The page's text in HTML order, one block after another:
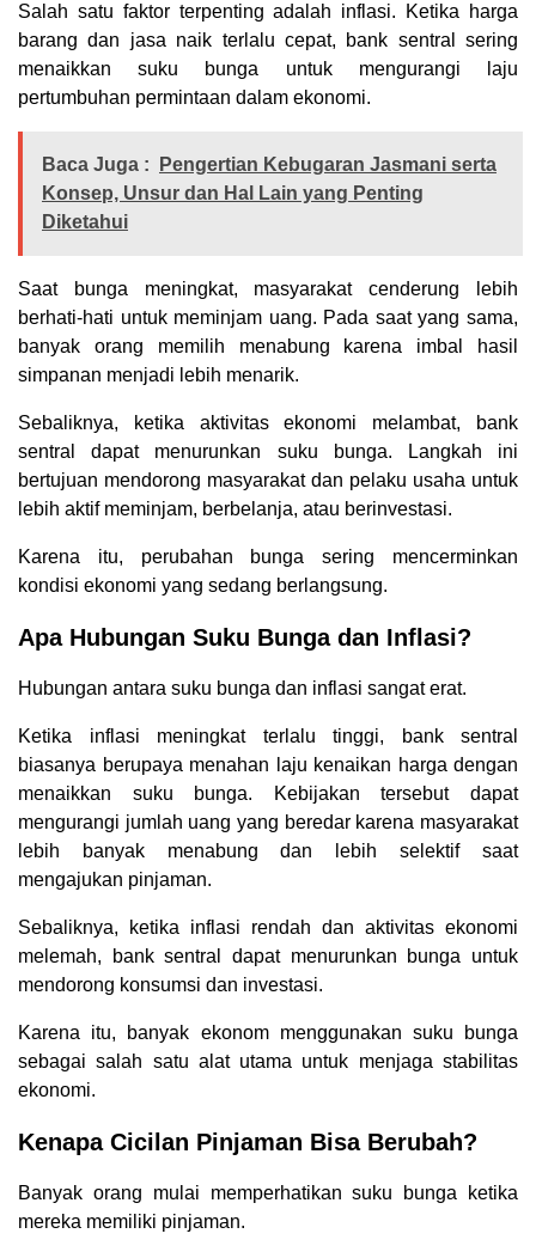
Salah satu faktor terpenting adalah inflasi. Ketika harga
barang dan jasa naik terlalu cepat, bank sentral sering
menaikkan suku bunga untuk mengurangi laju
pertumbuhan permintaan dalam ekonomi.
Baca Juga :
Pengertian Kebugaran Jasmani serta
Konsep, Unsur dan Hal Lain yang Penting
Diketahui
Saat bunga meningkat, masyarakat cenderung lebih
berhati-hati untuk meminjam uang. Pada saat yang sama,
banyak orang memilih menabung karena imbal hasil
simpanan menjadi lebih menarik.
Sebaliknya, ketika aktivitas ekonomi melambat, bank
sentral dapat menurunkan suku bunga. Langkah ini
bertujuan mendorong masyarakat dan pelaku usaha untuk
lebih aktif meminjam, berbelanja, atau berinvestasi.
Karena itu, perubahan bunga sering mencerminkan
kondisi ekonomi yang sedang berlangsung.
Apa Hubungan Suku Bunga dan Inflasi?
Hubungan antara suku bunga dan inflasi sangat erat.
Ketika inflasi meningkat terlalu tinggi, bank sentral
biasanya berupaya menahan laju kenaikan harga dengan
menaikkan suku bunga. Kebijakan tersebut dapat
mengurangi jumlah uang yang beredar karena masyarakat
lebih banyak menabung dan lebih selektif saat
mengajukan pinjaman.
Sebaliknya, ketika inflasi rendah dan aktivitas ekonomi
melemah, bank sentral dapat menurunkan bunga untuk
mendorong konsumsi dan investasi.
Karena itu, banyak ekonom menggunakan suku bunga
sebagai salah satu alat utama untuk menjaga stabilitas
ekonomi.
Kenapa Cicilan Pinjaman Bisa Berubah?
Banyak orang mulai memperhatikan suku bunga ketika
mereka memiliki pinjaman.